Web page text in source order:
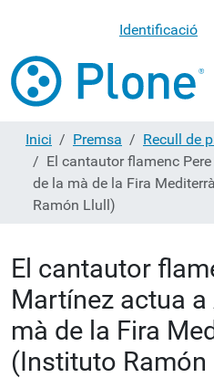
Identificació
Inici Premsa
Recull de
El cantautor flamenc
de la mà de la Fira
Ramón Llull)
El cantautor
Martínez actua a
mà de la Fira
(Instituto Ramón